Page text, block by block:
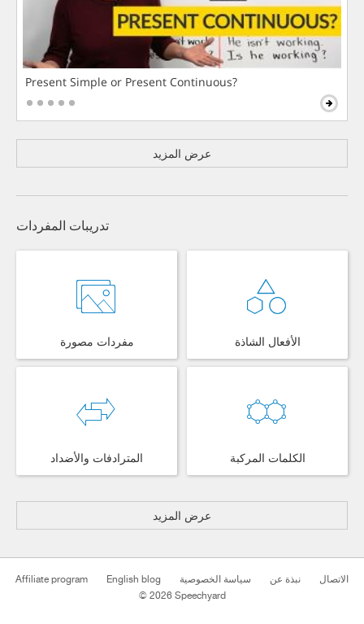
Present Simple or Present Continuous?
عرض المزيد
تدريبات المفردات
مفردات مصورة الأفعال الشاذة
المترادفات والأضداد الكلمات المركبة
عرض المزيد
Affiliate program English blog سياسة الخصوصية نبذة عن
الاتصال
© 2026 Speechyard